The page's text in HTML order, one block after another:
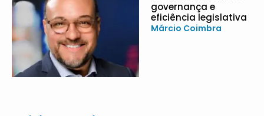
governança e
eficiência legislativa
Márcio Coimbra